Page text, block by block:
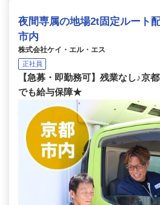
夜間専属の地場2t固定ルート
市内
株式会社ケイ・エル・エス
正社員
【急募・即勤務可】残業なし♪京
でも給与保障★